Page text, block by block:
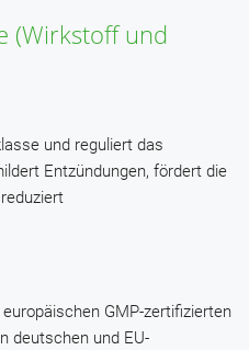
(Wirkstoff und
und reguliert das
Entzündungen, fördert die
GMP-zertifizierten
deutschen und EU-